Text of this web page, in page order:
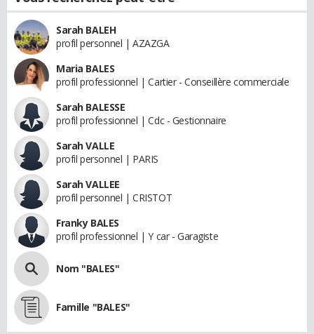
Sarah BALEH
profil personnel | AZAZGA
Maria BALES
profil professionnel | Cartier - Conseillère commerciale
Sarah BALESSE
profil professionnel | Cdc - Gestionnaire
Sarah VALLE
profil personnel | PARIS
Sarah VALLEE
profil personnel | CRISTOT
Franky BALES
profil professionnel | Y car - Garagiste
Nom "BALES"
Famille "BALES"